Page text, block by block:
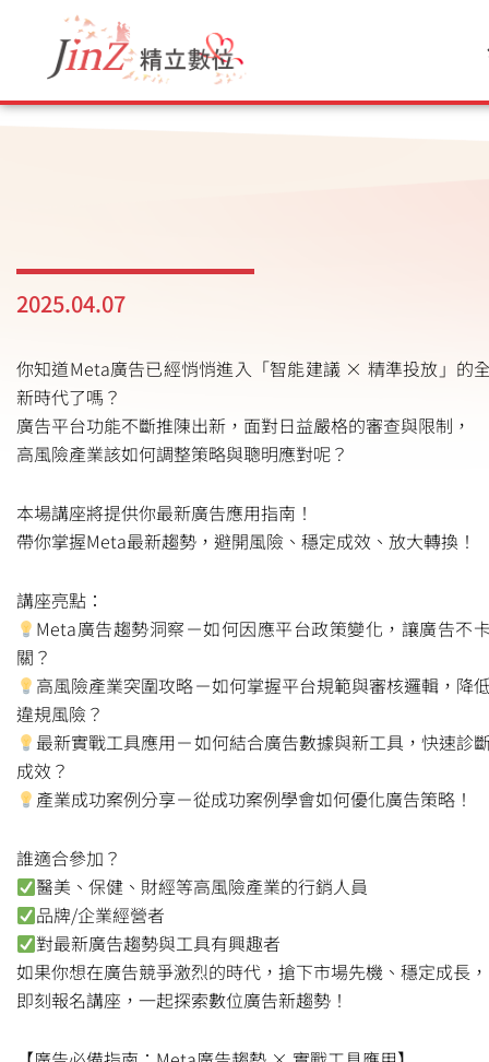
要
2025.04.07
你知道Meta廣告已經悄悄進入「智能建議 × 精準投放」的
新時代了嗎？
廣告平台功能不斷推陳出新，面對日益嚴格的審查與限制，
高風險產業該如何調整策略與聰明應對呢？
本場講座將提供你最新廣告應用指南！
帶你掌握Meta最新趨勢，避開風險、穩定成效、放大轉換！
講座亮點：
Meta廣告趨勢洞察－如何因應平台政策變化，讓廣告不
關？
高風險產業突圍攻略－如何掌握平台規範與審核邏輯，降
違規風險？
最新實戰工具應用－如何結合廣告數據與新工具，快速診
成效？
產業成功案例分享－從成功案例學會如何優化廣告策略！
誰適合參加？
醫美、保健、財經等高風險產業的行銷人員
品牌/企業經營者
對最新廣告趨勢與工具有興趣者
如果你想在廣告競爭激烈的時代，搶下市場先機、穩定成長，
即刻報名講座，一起探索數位廣告新趨勢！